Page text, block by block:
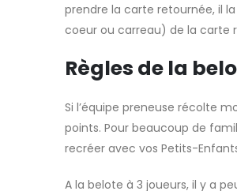
prendre la carte retournée, il
coeur ou carreau) de la carte
Règles de la
Si l’équipe preneuse récolte
points. Pour beaucoup de
recréer avec vos Petits-
A la belote à 3 joueurs, il y a